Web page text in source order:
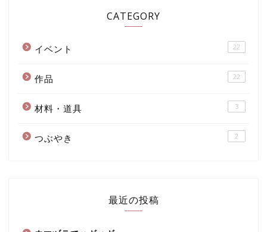
CATEGORY
イベント 22
作品 22
材料・道具 3
つぶやき 2
最近の投稿